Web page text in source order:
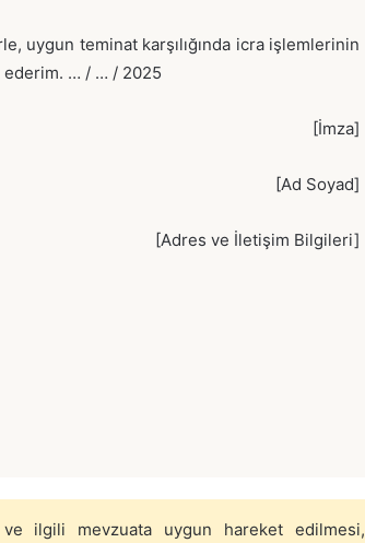
uygun teminat karşılığında icra işlemlerinin
ederim. … / … / 2025
[İmza]
[Ad Soyad]
[Adres ve İletişim Bilgileri]
ve ilgili mevzuata uygun hareket edilmesi,